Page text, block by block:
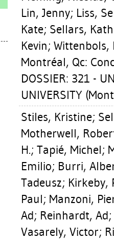
Lin, Jenny; Liss,
Kate; Sellars,
Kevin; Wittenbols,
Montréal, Qc:
DOSSIER: 321 -
UNIVERSITY
Stiles, Kristine;
Motherwell,
H.; Tapié, Michel;
Emilio; Burri,
Tadeusz; Kirkeby,
Paul; Manzoni,
Ad; Reinhardt, Ad;
Vasarely, Victor;